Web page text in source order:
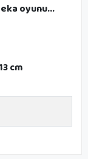
oyunu...
cm